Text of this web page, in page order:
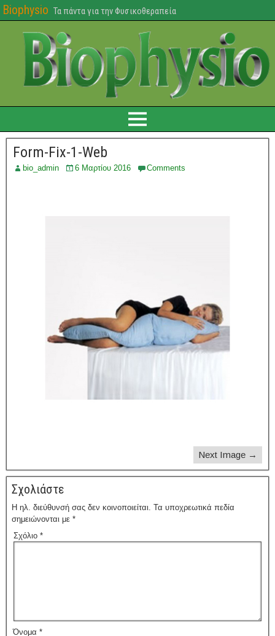
Biophysio Τα πάντα για την Φυσικοθεραπεία
Form-Fix-1-Web
bio_admin 6 Μαρτίου 2016 Comments
Next Image →
Σχολιάστε
Η ηλ. διεύθυνσή σας δεν κοινοποιείται. Τα υποχρεωτικά πεδία
σημειώνονται με *
Σχόλιο *
Όνομα *